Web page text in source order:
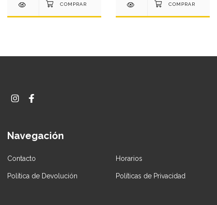
Navegación
Contacto Horarios
Política de Devolución Políticas de Privacidad